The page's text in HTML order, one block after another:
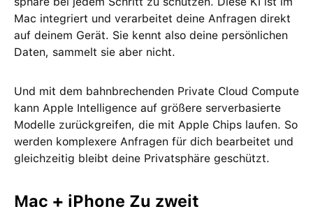
Mac integriert und ver­arbeitet deine Anfragen direkt
auf deinem Gerät. Sie kennt also deine persön­lichen
Daten, sammelt sie aber nicht.
Und mit dem bahn­brechenden Private Cloud Compute
kann Apple Intelligence auf größere server­basierte
Modelle zurückgreifen, die mit Apple Chips laufen. So
werden kom­plexere Anfragen für dich bear­beitet und
gleich­zeitig bleibt deine Privat­sphäre geschützt.
Mac + iPhone Zu zweit